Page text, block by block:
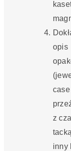
opis
case
z
inny